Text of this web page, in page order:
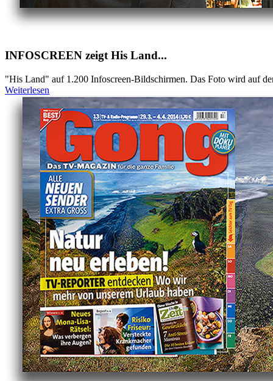
INFOSCREEN zeigt His Land...
"His Land" auf 1.200 Infoscreen-Bildschirmen. Das Foto wird auf
Weiterlesen